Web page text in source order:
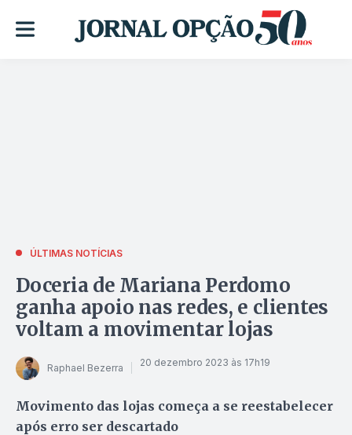
ÚLTIMAS NOTÍCIAS
Doceria de Mariana Perdomo
ganha apoio nas redes, e clientes
voltam a movimentar lojas
Raphael Bezerra 20 dezembro 2023 às 17h19
Movimento das lojas começa a se reestabelecer
após erro ser descartado